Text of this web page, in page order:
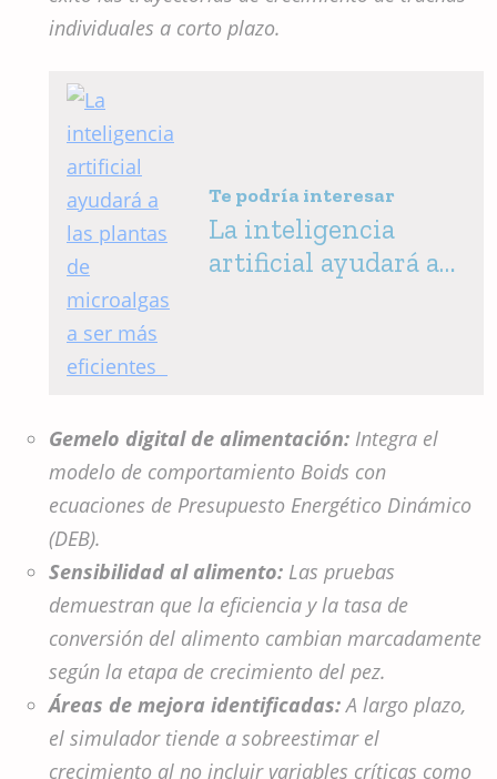
individuales a corto plazo.
Te podría interesar
La inteligencia
artificial ayudará a
Gemelo digital de alimentación: Integra el
modelo de comportamiento Boids con
ecuaciones de Presupuesto Energético Dinámico
(DEB).
Sensibilidad al alimento: Las pruebas
demuestran que la eficiencia y la tasa de
conversión del alimento cambian marcadamente
según la etapa de crecimiento del pez.
Áreas de mejora identificadas:A largo plazo,
el simulador tiende a sobreestimar el
crecimiento al no incluir variables críticas como